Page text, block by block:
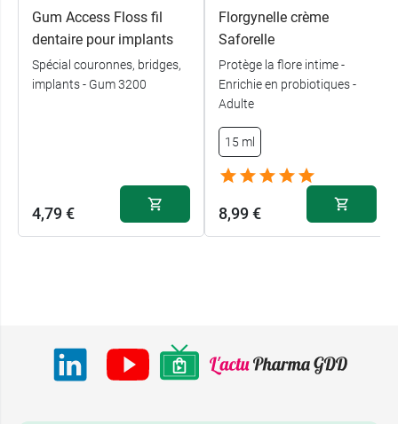
Gum Access Floss fil
dentaire pour implants
Spécial couronnes, bridges,
implants - Gum 3200
4,79 €
Florgynelle crème
Saforelle
Protège la flore intime -
Enrichie en probiotiques -
Adulte
15 ml
8,99 €